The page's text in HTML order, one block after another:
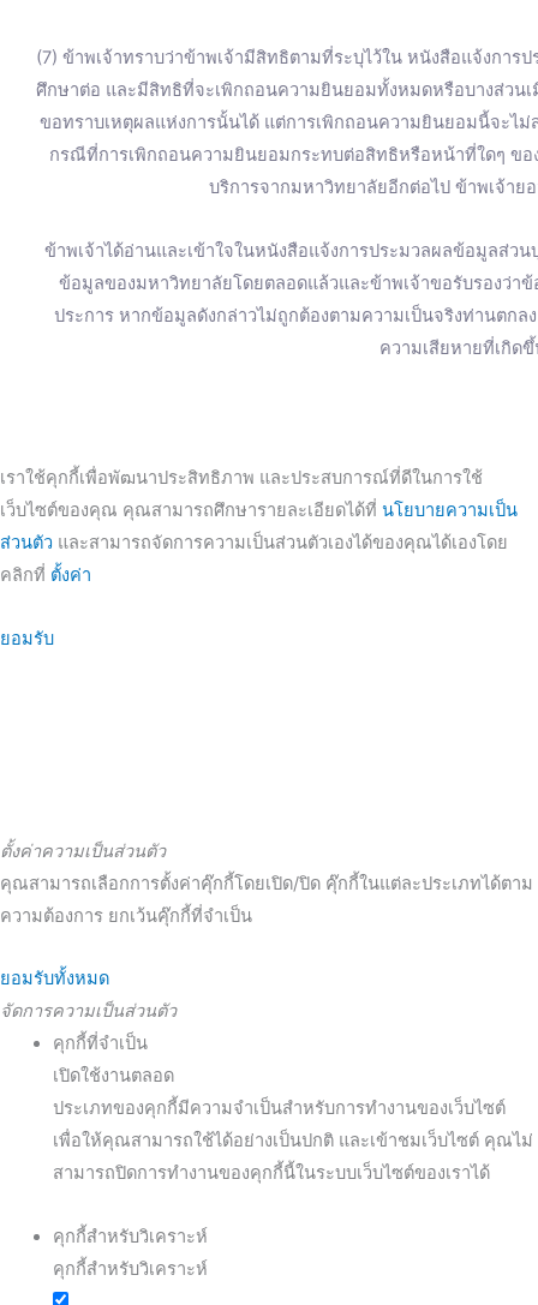
(7) ข้าพเจ้าทราบว่าข้าพเจ้ามีสิทธิตามที่ระบุไว้ใน หนังสือแจ้งกา
ศึกษาต่อ และมีสิทธิที่จะเพิกถอนความยินยอมทั้งหมดหรือบางส่วน
ขอทราบเหตุผลแห่งการนั้นได้ แต่การเพิกถอนความยินยอมนี้จะไ
กรณีที่การเพิกถอนความยินยอมกระทบต่อสิทธิหรือหน้าที่ใดๆ ขอ
บริการจากมหาวิทยาลัยอีกต่อไป ข้าพเจ้า
ข้าพเจ้าได้อ่านและเข้าใจในหนังสือแจ้งการประมวลผลข้อมูลส่
ข้อมูลของมหาวิทยาลัยโดยตลอดแล้วและข้าพเจ้าขอรับรองว่า
ประการ หากข้อมูลดังกล่าวไม่ถูกต้องตามความเป็นจริงท่านตก
ความเสียหายที่เกิด
เราใช้คุกกี้เพื่อพัฒนาประสิทธิภาพ และประสบการณ์ที่ดีในการใช้
เว็บไซต์ของคุณ คุณสามารถศึกษารายละเอียดได้ที่ นโยบายความเป็น
ส่วนตัว และสามารถจัดการความเป็นส่วนตัวเองได้ของคุณได้เองโดย
คลิกที่ ตั้งค่า
ยอมรับ
ตั้งค่าความเป็นส่วนตัว
คุณสามารถเลือกการตั้งค่าคุ๊กกี้โดยเปิด/ปิด คุ๊กกี้ในแต่ละประเภทได้ตาม
ความต้องการ ยกเว้นคุ๊กกี้ที่จำเป็น
ยอมรับทั้งหมด
จัดการความเป็นส่วนตัว
คุกกี้ที่จำเป็น
เปิดใช้งานตลอด
ประเภทของคุกกี้มีความจำเป็นสำหรับการทำงานของเว็บไซต์
เพื่อให้คุณสามารถใช้ได้อย่างเป็นปกติ และเข้าชมเว็บไซต์ คุณไม่
สามารถปิดการทำงานของคุกกี้นี้ในระบบเว็บไซต์ของเราได้
คุกกี้สำหรับวิเคราะห์
คุกกี้สำหรับวิเคราะห์